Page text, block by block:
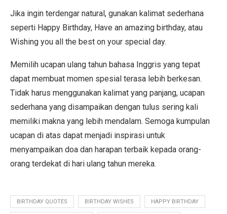
Jika ingin terdengar natural, gunakan kalimat sederhana
seperti Happy Birthday, Have an amazing birthday, atau
Wishing you all the best on your special day.
Memilih ucapan ulang tahun bahasa Inggris yang tepat
dapat membuat momen spesial terasa lebih berkesan.
Tidak harus menggunakan kalimat yang panjang, ucapan
sederhana yang disampaikan dengan tulus sering kali
memiliki makna yang lebih mendalam. Semoga kumpulan
ucapan di atas dapat menjadi inspirasi untuk
menyampaikan doa dan harapan terbaik kepada orang-
orang terdekat di hari ulang tahun mereka.
BIRTHDAY QUOTES BIRTHDAY WISHES HAPPY BIRTHDAY